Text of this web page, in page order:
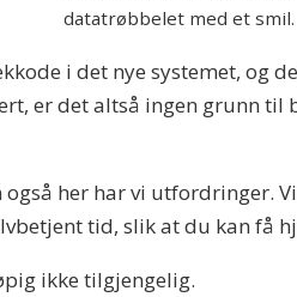
datatrøbbelet med et smil.
i det nye systemet, og
er det altså ingen grunn
også her har vi
tid, slik at du kan få
ikke tilgjengelig.